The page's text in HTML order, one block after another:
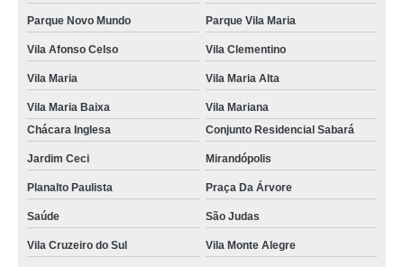
Parque Novo Mundo Parque Vila Maria
Vila Afonso Celso Vila Clementino
Vila Maria Vila Maria Alta
Vila Maria Baixa
Vila Mariana
Chácara Inglesa
Conjunto Residencial Sabará
Jardim Ceci Mirandópolis
Planalto Paulista Praça Da Árvore
Saúde São Judas
Vila Cruzeiro do Sul Vila Monte Alegre